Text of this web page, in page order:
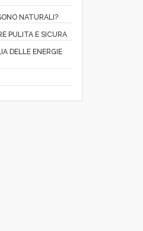
NATURALI?
PULITA E SICURA
DELLE ENERGIE